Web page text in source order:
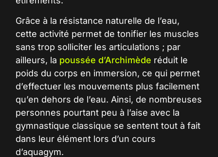
Grâce à la résistance naturelle de l’eau,
cette activité permet de tonifier les muscles
sans trop solliciter les articulations ; par
ailleurs, la poussée d’Archimède réduit le
poids du corps en immersion, ce qui permet
d’effectuer les mouvements plus facilement
qu’en dehors de l’eau. Ainsi, de nombreuses
personnes pourtant peu à l’aise avec la
gymnastique classique se sentent tout à fait
dans leur élément lors d’un cours
d’aquagym.